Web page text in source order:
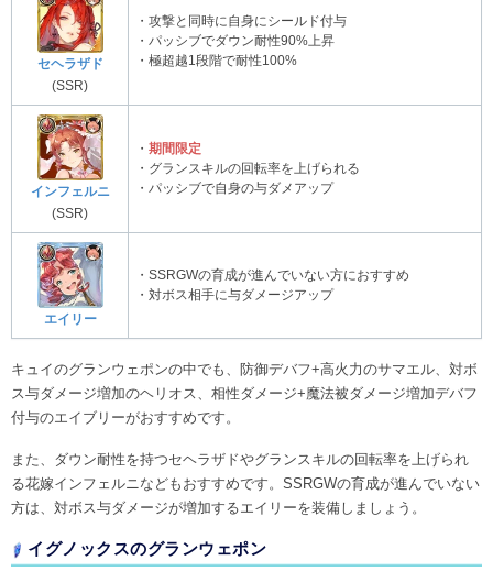
セヘラザド
(SSR)
・攻撃と同時に自身にシールド付与
・パッシブでダウン耐性90%上昇
・極超越1段階で耐性100%
インフェルニ
(SSR)
・ 期間限定
・グランスキルの回転率を上げられる
・パッシブで自身の与ダメアップ
エイリー
・SSRGWの育成が進んでいない方におすすめ
・対ボス相手に与ダメージアップ
キュイのグランウェポンの中でも、防御デバフ+高火力のサマエル、対ボ
ス与ダメージ増加のヘリオス、相性ダメージ+魔法被ダメージ増加デバフ
付与のエイブリーがおすすめです。
また、ダウン耐性を持つセヘラザドやグランスキルの回転率を上げられ
る花嫁インフェルニなどもおすすめです。SSRGWの育成が進んでいない
方は、対ボス与ダメージが増加するエイリーを装備しましょう。
イグノックスのグランウェポン